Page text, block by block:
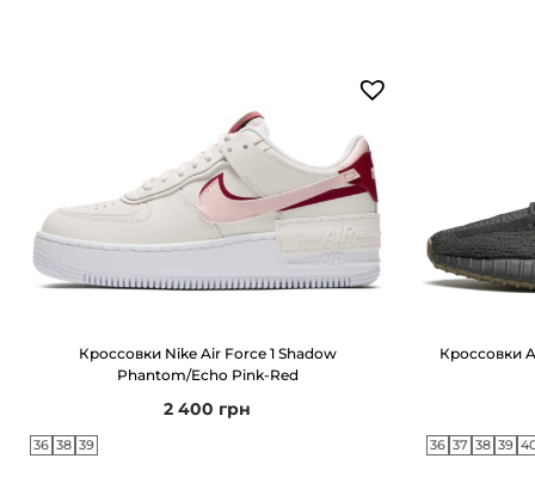
Кроссовки Nike Air Force 1 Shadow
Phantom/Echo Pink-Red
2 400 грн
36 38 39
Кроссовки
36 37 38 39